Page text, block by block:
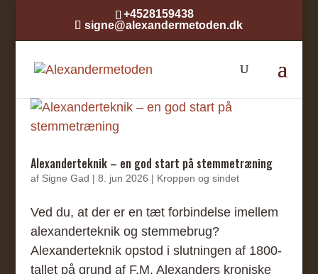
+4528159438
signe@alexandermetoden.dk
Alexanderteknik – en god start på stemmetræning
af Signe Gad | 8. jun 2026 | Kroppen og sindet
Ved du, at der er en tæt forbindelse imellem
alexanderteknik og stemmebrug?
Alexanderteknik opstod i slutningen af 1800-
tallet på grund af F.M. Alexanders kroniske